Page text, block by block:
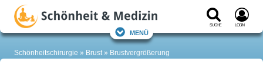
Suche Login
Menü
Schönheitschirurgie Brust Brustvergrößerung